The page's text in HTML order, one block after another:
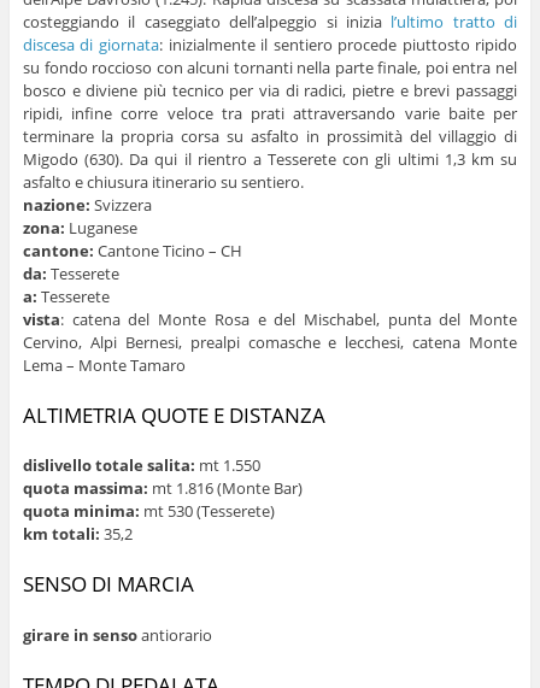
costeggiando il caseggiato dell’alpeggio si inizia l’ultimo tratto di
discesa di giornata: inizialmente il sentiero procede piuttosto ripido
su fondo roccioso con alcuni tornanti nella parte finale, poi entra nel
bosco e diviene più tecnico per via di radici, pietre e brevi passaggi
ripidi, infine corre veloce tra prati attraversando varie baite per
terminare la propria corsa su asfalto in prossimità del villaggio di
Migodo (630). Da qui il rientro a Tesserete con gli ultimi 1,3 km su
asfalto e chiusura itinerario su sentiero.
nazione: Svizzera
zona: Luganese
cantone: Cantone Ticino – CH
da: Tesserete
a: Tesserete
vista: catena del Monte Rosa e del Mischabel, punta del Monte
Cervino, Alpi Bernesi, prealpi comasche e lecchesi, catena Monte
Lema – Monte Tamaro
ALTIMETRIA QUOTE E DISTANZA
dislivello totale salita: mt 1.550
quota massima: mt 1.816 (Monte Bar)
quota minima: mt 530 (Tesserete)
km totali: 35,2
SENSO DI MARCIA
girare in sensoantiorario